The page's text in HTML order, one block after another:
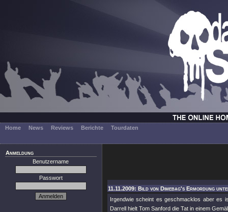
Home News Reviews Berichte Tourdaten
Anmeldung
Benutzername
Passwort
11.11.2009: Bild von Dimebag's Ermordung
Irgendwie scheint es geschmacklos aber
Darrell hielt Tom Sanford die Tat in einem